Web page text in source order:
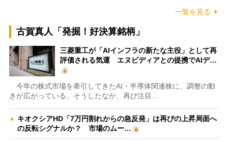
一覧を見る
古賀真人「発掘！好決算銘柄」
三菱重工が「AIインフラの新たな主役」として再
評価される気運 エヌビディアとの提携でAIデ…
今年の株式市場を牽引してきたAI・半導体関連株に、調整の動
きが広がっている。そうしたなか、再び注目…
キオクシアHD「7万円割れからの急反発」は再びの上昇局面へ
の反転シグナルか？ 市場のムー…